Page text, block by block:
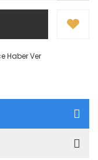
Haber Ver